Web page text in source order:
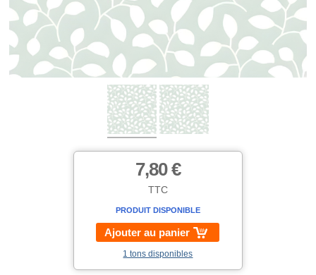
7,80 €
TTC
PRODUIT DISPONIBLE
Ajouter au panier
1 tons disponibles